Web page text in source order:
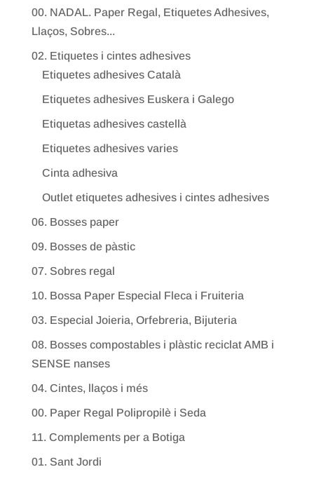
00. NADAL. Paper Regal, Etiquetes Adhesives,
Llaços, Sobres...
02. Etiquetes i cintes adhesives
Etiquetes adhesives Català
Etiquetes adhesives Euskera i Galego
Etiquetas adhesives castellà
Etiquetes adhesives varies
Cinta adhesiva
Outlet etiquetes adhesives i cintes adhesives
06. Bosses paper
09. Bosses de pàstic
07. Sobres regal
10. Bossa Paper Especial Fleca i Fruiteria
03. Especial Joieria, Orfebreria, Bijuteria
08. Bosses compostables i plàstic reciclat AMB i
SENSE nanses
04. Cintes, llaços i més
00. Paper Regal Polipropilè i Seda
11. Complements per a Botiga
01. Sant Jordi